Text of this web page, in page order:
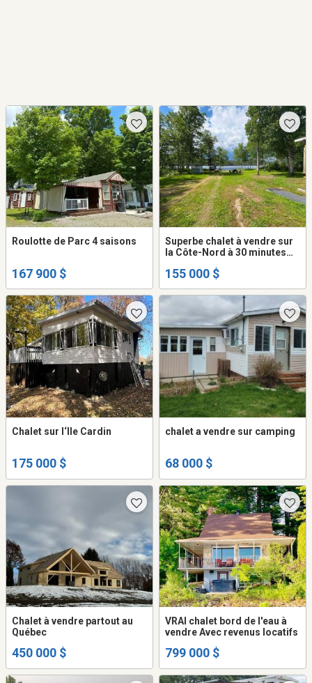
Roulotte de Parc 4 saisons
167 900 $
Superbe chalet à vendre sur
la Côte-Nord à 30 minutes
155 000 $
Chalet sur l‘Ile Cardin
175 000 $
chalet a vendre sur camping
68 000 $
Chalet à vendre partout au
Québec
450 000 $
VRAI chalet bord de l'eau à
vendre Avec revenus locatifs
799 000 $